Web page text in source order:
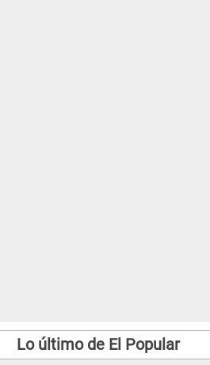
Lo último de El Popular